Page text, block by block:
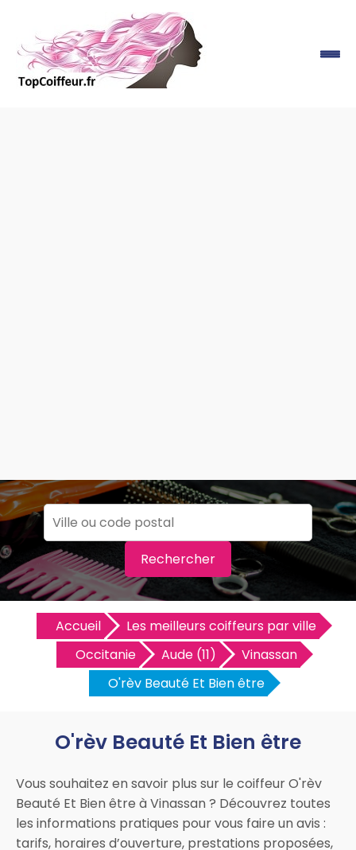
Rechercher
Accueil
Les meilleurs coiffeurs par ville
Occitanie
Aude (11)
Vinassan
O'rèv Beauté Et Bien être
O'rèv Beauté Et Bien être
Vous souhaitez en savoir plus sur le coiffeur O'rèv
Beauté Et Bien être à Vinassan ? Découvrez toutes
les informations pratiques pour vous faire un avis :
tarifs, horaires d’ouverture, prestations proposées,